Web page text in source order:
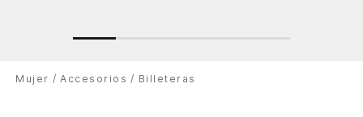
Mujer Accesorios Billeteras